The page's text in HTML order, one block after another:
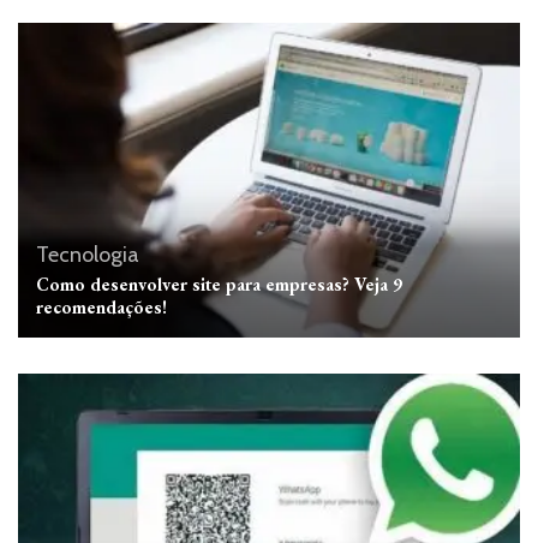
Tecnologia
Como desenvolver site para empresas? Veja 9
recomendações!